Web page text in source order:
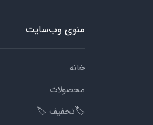
منوی وب‌سایت
خانه
محصولات
🏷️تخفیف 🏷️